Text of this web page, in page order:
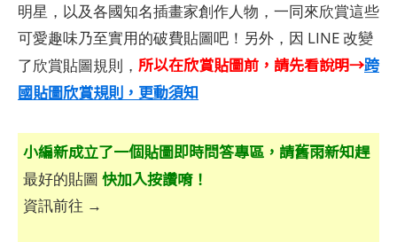
明星，以及各國知名插畫家創作人物，一同來欣賞這些
可愛趣味乃至實用的破費貼圖吧！另外，因 LINE 改變
了欣賞貼圖規則， 所以在欣賞貼圖前，請先看說明→跨
國貼圖欣賞規則，更動須知
小編新成立了一個貼圖即時問答專區，請舊雨新知趕
快加入按讚唷！
最好的貼圖
資訊前往 →